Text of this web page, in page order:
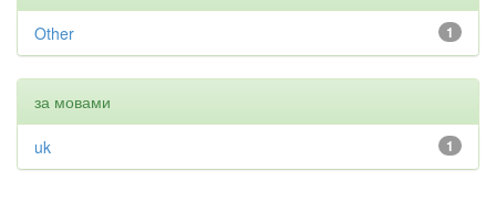
1
Other
за мовами
1
uk